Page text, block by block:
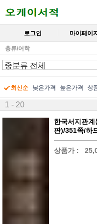
로그인 마이페이
총류/어학
최신순 낮은가격 높은가격 상
1 - 20
한국서지관
판)/351쪽/하
상품가 :